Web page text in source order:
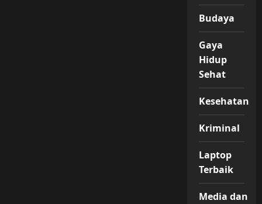
Budaya
Gaya
Hidup
Sehat
Kesehatan
Kriminal
Laptop
Terbaik
Media dan